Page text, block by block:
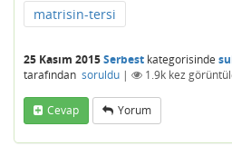
matrisin-tersi
25 Kasım 2015Serbest kategorisinde
tarafından soruldu | 1.9k kez
Cevap Yorum